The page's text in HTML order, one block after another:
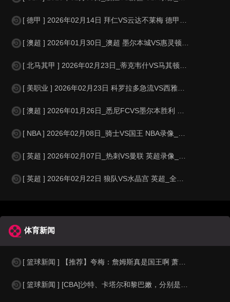
[ 德甲 ] 2026年02月14日 拜仁VS云达不莱梅 德甲_全场录像【
[ 澳超 ] 2026年01月30日_澳超 墨尔本城VS惠灵顿凤凰录像_高
[ 北马其甲 ] 2026年02月23日_蒂克韦什VS马其顿尼亚 北马其甲录像
[ 美职业 ] 2026年02月23日 科罗拉多急流VS西雅图海湾人 美职业
[ 澳超 ] 2026年01月26日_悉尼FCVS墨尔本胜利 澳超录像_全
[ NBA ] 2026年02月08日_骑士VS国王 NBA录像_全场录像【
[ 英超 ] 2026年02月07日_热刺VS曼联 英超录像_全场录像【高
[ 英超 ] 2026年02月22日 狼队VS水晶宫 英超_全场录像【视频
体育新闻
[ 篮球新闻 ] 【推荐】夸梅：詹姆斯真是国王啊 萧华都得听他的 新赛季日程安
[ 篮球新闻 ] [CBA]沙特、卡塔尔和黎巴嫩，分别是什么水平？